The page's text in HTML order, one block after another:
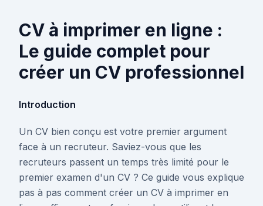
CV à imprimer en ligne :
Le guide complet pour
créer un CV professionnel
Introduction
Un CV bien conçu est votre premier argument
face à un recruteur. Saviez-vous que les
recruteurs passent un temps très limité pour le
premier examen d'un CV ? Ce guide vous explique
pas à pas comment créer un CV à imprimer en